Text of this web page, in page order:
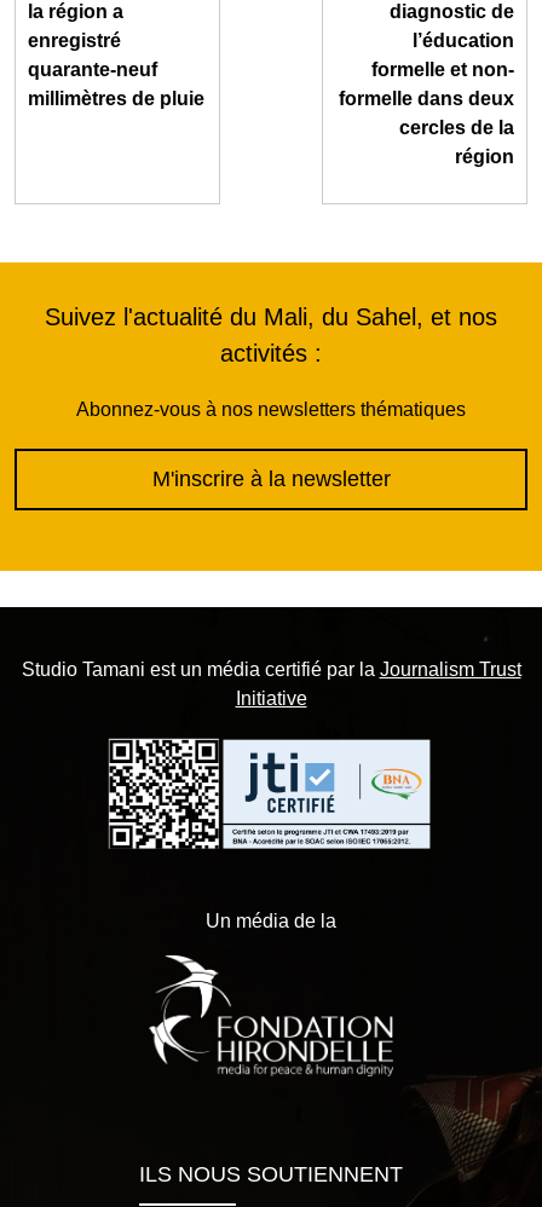
la région a
enregistré
quarante-neuf
millimètres de pluie
diagnostic de
l’éducation
formelle et non-
formelle dans deux
cercles de la
région
Suivez l'actualité du Mali, du Sahel, et nos
activités :
Abonnez-vous à nos newsletters thématiques
M'inscrire à la newsletter
Studio Tamani est un média certifié par la Journalism Trust
Initiative
Un média de la
ILS NOUS SOUTIENNENT